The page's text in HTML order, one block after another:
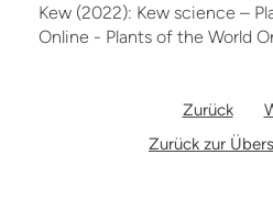
Kew (2022): Kew science –
Online - Plants of the World
Zurück
Zurück zur